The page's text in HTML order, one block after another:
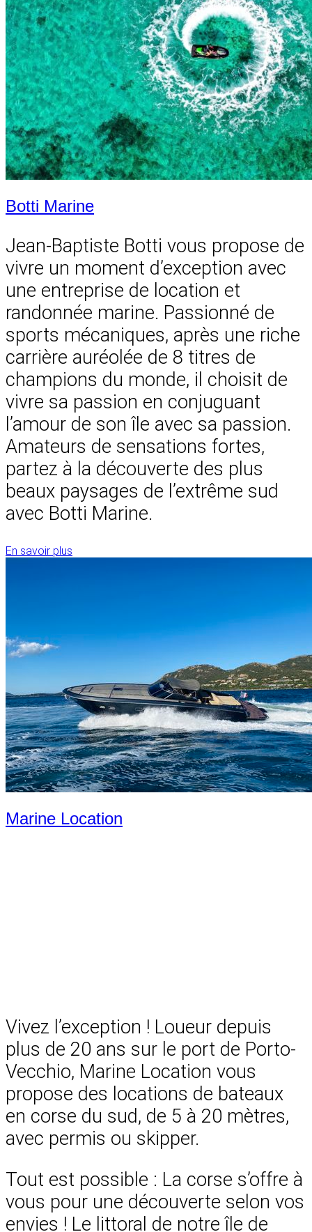
Botti Marine
Jean-Baptiste Botti vous propose de
vivre un moment d’exception avec
une entreprise de location et
randonnée marine. Passionné de
sports mécaniques, après une riche
carrière auréolée de 8 titres de
champions du monde, il choisit de
vivre sa passion en conjuguant
l’amour de son île avec sa passion.
Amateurs de sensations fortes,
partez à la découverte des plus
beaux paysages de l’extrême sud
avec Botti Marine.
En savoir plus
Marine Location
Vivez l’exception ! Loueur depuis
plus de 20 ans sur le port de Porto-
Vecchio, Marine Location vous
propose des locations de bateaux
en corse du sud, de 5 à 20 mètres,
avec permis ou skipper.
Tout est possible : La corse s’offre à
vous pour une découverte selon vos
envies ! Le littoral de notre île de